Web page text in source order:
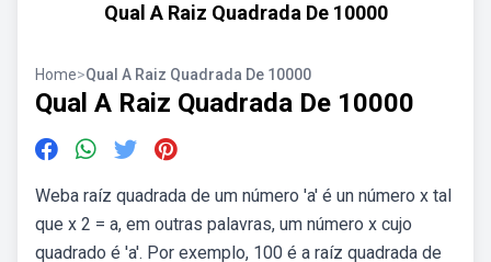
Qual A Raiz Quadrada De 10000
Home>Qual A Raiz Quadrada De 10000
Qual A Raiz Quadrada De 10000
Weba raíz quadrada de um número 'a' é un número x tal
que x 2 = a, em outras palavras, um número x cujo
quadrado é 'a'. Por exemplo, 100 é a raíz quadrada de